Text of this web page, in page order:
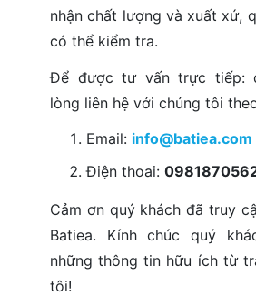
nhận chất lượng và xuất xứ,
có thể kiểm tra.
Để được tư vấn trực tiếp:
lòng liên hệ với chúng tôi
Email: info@batiea.com
Điện thoai:
Cảm ơn quý khách đã truy
Batiea. Kính chúc quý
những thông tin hữu ích từ
tôi!